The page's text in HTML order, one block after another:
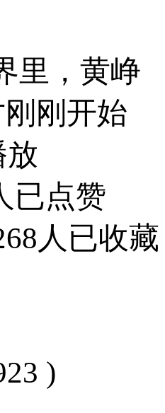
里，黄峥
刚开始
放
已点赞
人已收藏
)